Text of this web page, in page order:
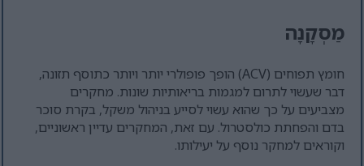
מַסְקָנָה
חומץ תפוחים (ACV) הופך פופולרי יותר ויותר כתוסף תזונה,
דבר שעשוי לתרום למגמות בריאותיות שונות. מחקרים
מצביעים על כך שהוא עשוי לסייע בניהול משקל, בקרת סוכר
בדם והפחתת כולסטרול. עם זאת, המחקרים עדיין ראשוניים,
וקוראים למחקר נוסף על יעילותו.